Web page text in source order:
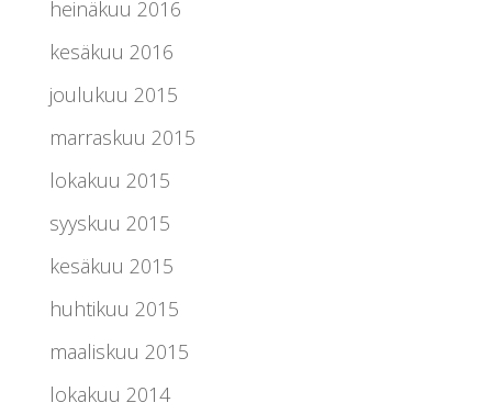
heinäkuu 2016
kesäkuu 2016
joulukuu 2015
marraskuu 2015
lokakuu 2015
syyskuu 2015
kesäkuu 2015
huhtikuu 2015
maaliskuu 2015
lokakuu 2014